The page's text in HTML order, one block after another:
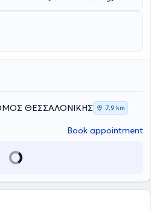
in numerous conferences
in Greece and Belgrade,
on advances in her field. With 25
offers services such as dental
ΘΕΣΣΑΛΟΝΙΚΗΣ 7,9 km
Book appointment